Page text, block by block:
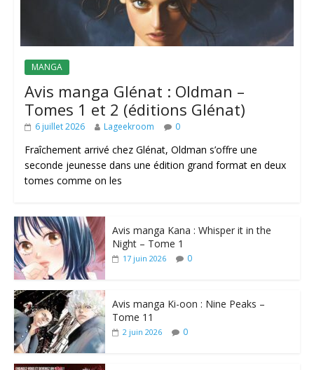
MANGA
Avis manga Glénat : Oldman –
Tomes 1 et 2 (éditions Glénat)
6 juillet 2026 Lageekroom 0
Fraîchement arrivé chez Glénat, Oldman s’offre une
seconde jeunesse dans une édition grand format en deux
tomes comme on les
Avis manga Kana : Whisper it in the
Night – Tome 1
17 juin 2026 0
Avis manga Ki-oon : Nine Peaks –
Tome 11
2 juin 2026 0